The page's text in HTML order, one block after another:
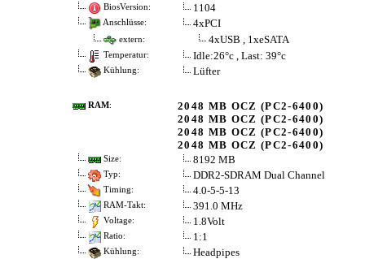
BiosVersion: 1104
Anschlüsse: 4xPCI
extern: 4xUSB , 1xeSATA
Temperatur: Idle:26°c , Last: 39°c
Kühlung: Lüfter
RAM:
2048 MB OCZ (PC2-6400)
2048 MB OCZ (PC2-6400)
2048 MB OCZ (PC2-6400)
2048 MB OCZ (PC2-6400)
Size: 8192 MB
Typ: DDR2-SDRAM Dual Channel
Timing: 4.0-5-5-13
RAM-Takt: 391.0 MHz
Voltage: 1.8Volt
Ratio: 1:1
Kühlung: Headpipes